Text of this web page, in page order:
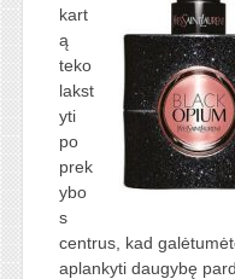
kart
ą
teko
lakst
yti
po
prek
ybo
s
centrus, kad
aplankyti daugybę